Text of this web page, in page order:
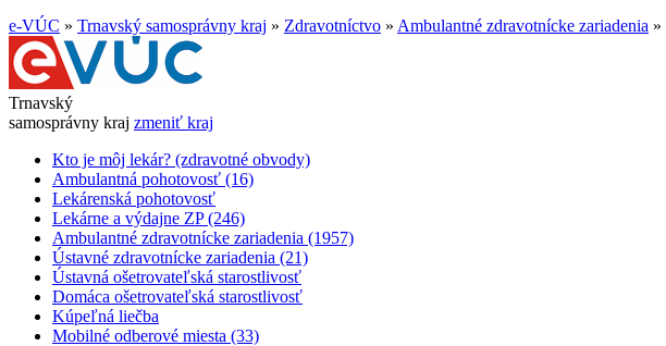
e-VÚC » Trnavský samosprávny kraj » Zdravotníctvo » Ambulantné zdravotnícke zariadenia »
Trnavský
samosprávny kraj zmeniť kraj
Kto je môj lekár? (zdravotné obvody)
Ambulantná pohotovosť (16)
Lekárenská pohotovosť
Lekárne a výdajne ZP (246)
Ambulantné zdravotnícke zariadenia (1957)
Ústavné zdravotnícke zariadenia (21)
Ústavná ošetrovateľská starostlivosť
Domáca ošetrovateľská starostlivosť
Kúpeľná liečba
Mobilné odberové miesta (33)